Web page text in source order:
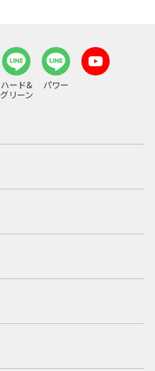
ハード&
グリーン
パワー